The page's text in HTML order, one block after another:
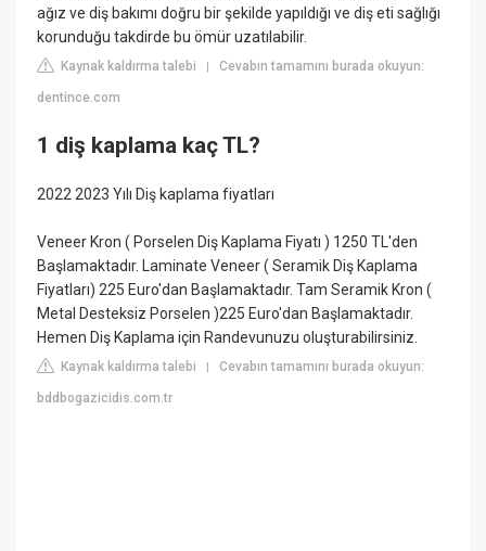
ağız ve diş bakımı doğru bir şekilde yapıldığı ve diş eti sağlığı
korunduğu takdirde bu ömür uzatılabilir.
Kaynak kaldırma talebi |Cevabın tamamını burada okuyun:
dentince.com
1 diş kaplama kaç TL?
2022 2023 Yılı Diş kaplama fiyatları
Veneer Kron ( Porselen Diş Kaplama Fiyatı ) 1250 TL'den
Başlamaktadır. Laminate Veneer ( Seramik Diş Kaplama
Fiyatları) 225 Euro'dan Başlamaktadır. Tam Seramik Kron (
Metal Desteksiz Porselen )225 Euro'dan Başlamaktadır.
Hemen Diş Kaplama için Randevunuzu oluşturabilirsiniz.
Kaynak kaldırma talebi |Cevabın tamamını burada okuyun:
bddbogazicidis.com.tr